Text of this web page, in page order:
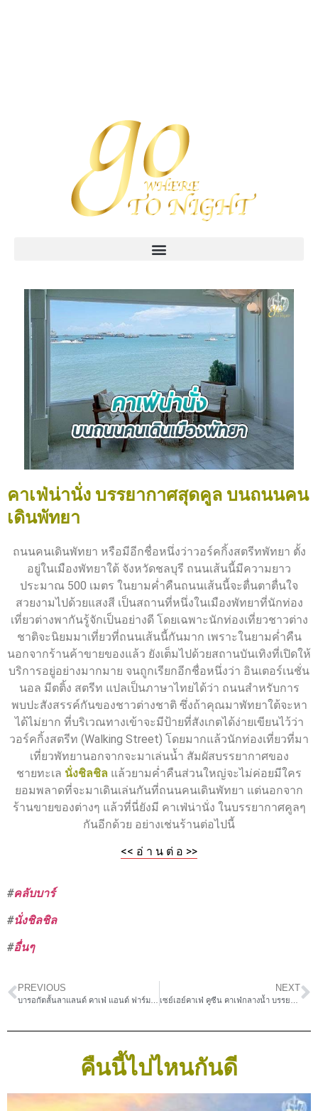
คาเฟ่น่านั่ง บรรยากาศสุดคูล บนถนนคน
เดินพัทยา
ถนนคนเดินพัทยา หรือมีอีกชื่อหนึ่งว่าวอร์คกิ้งสตรีทพัทยา ตั้ง
อยู่ในเมืองพัทยาใต้ จังหวัดชลบุรี ถนนเส้นนี้มีความยาว
ประมาณ 500 เมตร ในยามค่ำคืนถนนเส้นนี้จะตื่นตาตื่นใจ
สวยงามไปด้วยแสงสี เป็นสถานที่หนึ่งในเมืองพัทยาที่นักท่อง
เที่ยวต่างพากันรู้จักเป็นอย่างดี โดยเฉพาะนักท่องเที่ยวชาวต่าง
ชาติจะนิยมมาเที่ยวที่ถนนเส้นนี้กันมาก เพราะในยามค่ำคืน
นอกจากร้านค้าขายของแล้ว ยังเต็มไปด้วยสถานบันเทิงที่เปิดให้
บริการอยู่อย่างมากมาย จนถูกเรียกอีกชื่อหนึ่งว่า อินเตอร์เนชั่น
นอล มีตติ้ง สตรีท แปลเป็นภาษาไทยได้ว่า ถนนสำหรับการ
พบปะสังสรรค์กันของชาวต่างชาติ ซึ่งถ้าคุณมาพัทยาใต้จะหา
ได้ไม่ยาก ที่บริเวณทางเข้าจะมีป้ายที่สังเกตได้ง่ายเขียนไว้ว่า
วอร์คกิ้งสตรีท (Walking Street) โดยมากแล้วนักท่องเที่ยวที่มา
เที่ยวพัทยานอกจากจะมาเล่นน้ำ สัมผัสบรรยากาศของ
ชายทะเล นั่งชิลชิล แล้วยามค่ำคืนส่วนใหญ่จะไม่ค่อยมีใคร
ยอมพลาดที่จะมาเดินเล่นกันที่ถนนคนเดินพัทยา แต่นอกจาก
ร้านขายของต่างๆ แล้วที่นี่ยังมี คาเฟ่น่านั่ง ในบรรยากาศคูลๆ
กันอีกด้วย อย่างเช่นร้านต่อไปนี้
<< อ่ า น ต่ อ >>
#คลับบาร์
#นั่งชิลชิล
#อื่นๆ
PREVIOUS NEXT
คืนนี้ไปไหนกันดี